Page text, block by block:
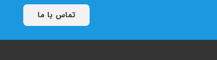
تماس با ما